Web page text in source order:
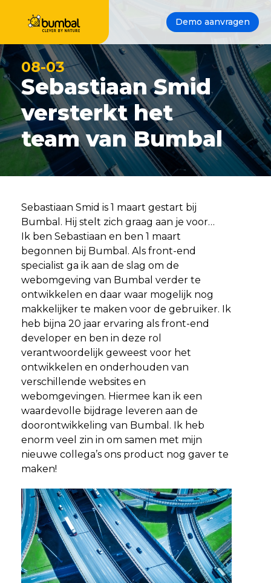
Demo aanvragen
08-03
Sebastiaan Smid
versterkt het
team van Bumbal
Sebastiaan Smid is 1 maart gestart bij
Bumbal. Hij stelt zich graag aan je voor…
Ik ben Sebastiaan en ben 1 maart
begonnen bij Bumbal. Als front-end
specialist ga ik aan de slag om de
webomgeving van Bumbal verder te
ontwikkelen en daar waar mogelijk nog
makkelijker te maken voor de gebruiker. Ik
heb bijna 20 jaar ervaring als front-end
developer en ben in deze rol
verantwoordelijk geweest voor het
ontwikkelen en onderhouden van
verschillende websites en
webomgevingen. Hiermee kan ik een
waardevolle bijdrage leveren aan de
doorontwikkeling van Bumbal. Ik heb
enorm veel zin in om samen met mijn
nieuwe collega’s ons product nog gaver te
maken!